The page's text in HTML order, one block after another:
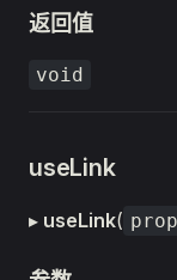
返回值
void
useLink
▸ useLink(